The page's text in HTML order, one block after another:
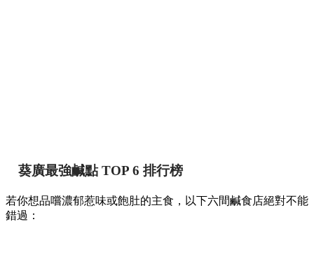
葵廣最強鹹點 TOP 6 排行榜
若你想品嚐濃郁惹味或飽肚的主食，以下六間鹹食店絕對不能
錯過：